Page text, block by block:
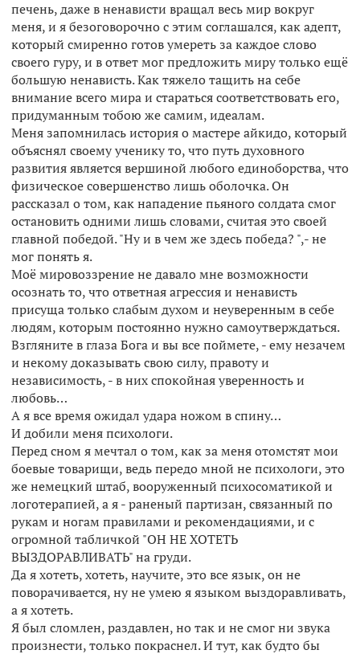
печень, даже в ненависти вращал весь мир вокруг
меня, и я безоговорочно с этим соглашался, как адепт,
который смиренно готов умереть за каждое слово
своего гуру, и в ответ мог предложить миру только ещё
большую ненависть. Как тяжело тащить на себе
внимание всего мира и стараться соответствовать его,
придуманным тобою же самим, идеалам.
Меня запомнилась история о мастере айкидо, который
объяснял своему ученику то, что путь духовного
развития является вершиной любого единоборства, что
физическое совершенство лишь оболочка. Он
рассказал о том, как нападение пьяного солдата смог
остановить одними лишь словами, считая это своей
главной победой. "Ну и в чем же здесь победа? ",- не
мог понять я.
Моё мировоззрение не давало мне возможности
осознать то, что ответная агрессия и ненависть
присуща только слабым духом и неуверенным в себе
людям, которым постоянно нужно самоутверждаться.
Взгляните в глаза Бога и вы все поймете, - ему незачем
и некому доказывать свою силу, правоту и
независимость, - в них спокойная уверенность и
любовь…
А я все время ожидал удара ножом в спину…
И добили меня психологи.
Перед сном я мечтал о том, как за меня отомстят мои
боевые товарищи, ведь передо мной не психологи, это
же немецкий штаб, вооруженный психосоматикой и
логотерапией, а я - раненый партизан, связанный по
рукам и ногам правилами и рекомендациями, и с
огромной табличкой "ОН НЕ ХОТЕТЬ
ВЫЗДОРАВЛИВАТЬ" на груди.
Да я хотеть, хотеть, научите, это все язык, он не
поворачивается, ну не умею я языком выздоравливать,
а я хотеть.
Я был сломлен, раздавлен, но так и не смог ни звука
произнести, только покраснел. И тут, как будто бы